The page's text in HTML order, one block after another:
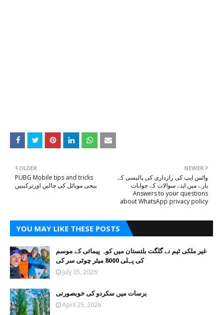
NEWER
واٹس ایپ کی رازداری کی پالیسی کے
بارے میں اپنے سوالات کے جوابات
Answers to your questions
about WhatsApp privacy policy
OLDER
PUBG Mobile tips and tricks
پبجی موبائل کی چالیں اورترکیبیں
YOU MAY LIKE THESE POSTS
غیر ملکی ٹیم نے گلگت بلتستان میں کوہ پیمائی کے موسم
کی پہلی 8000 میٹر چوٹی سر کی
July 05, 2026
برسات میں سکردو کی خوبصورتی
April 25, 2026